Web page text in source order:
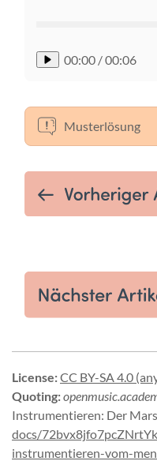
00:00 /00:06
Musterlösung
License:CC BY-SA 4.0
Quoting:
Instrumentieren: Der
docs/
instrumentieren-vom-